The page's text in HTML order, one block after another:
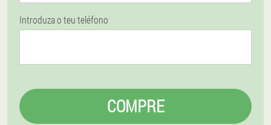
Introduza o teu teléfono
COMPRE